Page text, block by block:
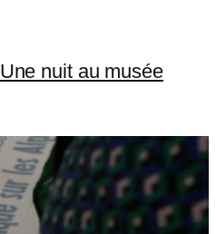
Une nuit au musée